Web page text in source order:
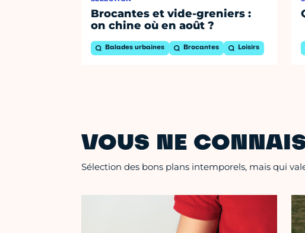
Brocantes et vide-greniers :
on chine où en août ?
Balades urbaines Brocantes Loisirs
VOUS NE
Sélection des bons plans intemporels, mais qui